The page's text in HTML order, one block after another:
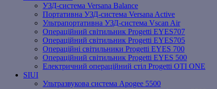
УЗД-система Versana Balance
Портативна УЗД-система Versana Active
Ультрапортативна УЗД-система Vscan Air
Операційний світильник Progetti EYES707
Операційний світильник Progetti EYES705
Операційні світильники Progetti EYES 700
Операційний світильник Progetti EYES 500
Електричний операційний стіл Progetti OTI ONE
SIUI
Ультразвукова система Apogee 5500